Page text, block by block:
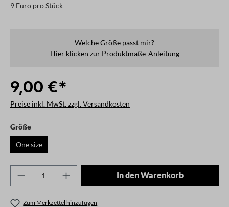
9 Euro pro Stück
Welche Größe passt mir?
Hier klicken zur Produktmaße-Anleitung
9,00 €*
Preise inkl. MwSt. zzgl. Versandkosten
Größeauswählen
One size
Produkt Anzahl: Gib den gewünschten
In den Warenkorb
Zum Merkzettel hinzufügen